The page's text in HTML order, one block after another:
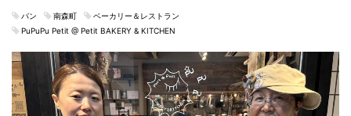
パン 南森町
ベーカリー＆レストラン
PuPuPu Petit @ Petit BAKERY & KITCHEN